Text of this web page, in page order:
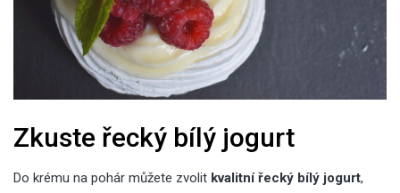
Zkuste řecký bílý jogurt
Do krému na pohár můžete zvolit kvalitní řecký bílý jogurt,